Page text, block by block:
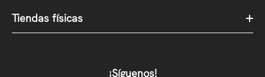
Tiendas físicas
¡Síguenos!